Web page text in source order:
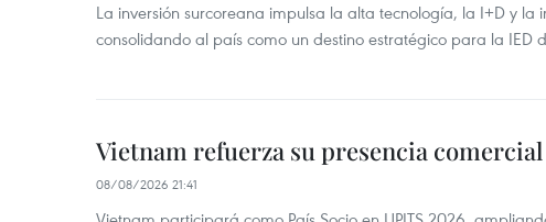
La inversión surcoreana impulsa la alta tecnología, la I+D y la
consolidando al país como un destino estratégico para la IED
Vietnam refuerza su presencia
08/08/2026 21:41